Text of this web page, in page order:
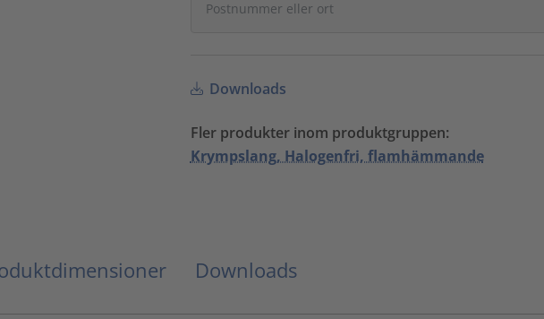
Downloads
Fler produkter inom produktgruppen:
Krympslang, Halogenfri, flamhämmande
Downloads